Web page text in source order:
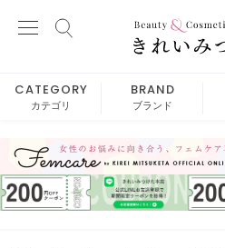
CATEGORY
カテゴリ
BRAND
ブランド